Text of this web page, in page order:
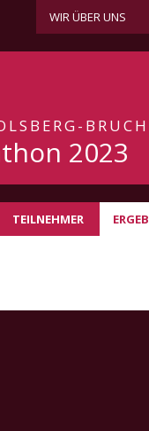
WIR ÜBER UNS
2023
TEILNEHMER